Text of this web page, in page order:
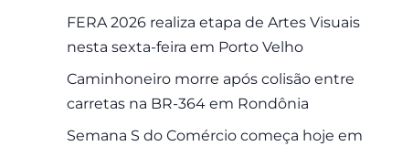
FERA 2026 realiza etapa de Artes Visuais
nesta sexta-feira em Porto Velho
Caminhoneiro morre após colisão entre
carretas na BR-364 em Rondônia
Semana S do Comércio começa hoje em